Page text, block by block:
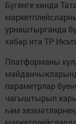
Бүгенге көндә
урнаштырганда
хәбәр итә ТР
Платформаны
параметрлар
чагыштырып
һәм